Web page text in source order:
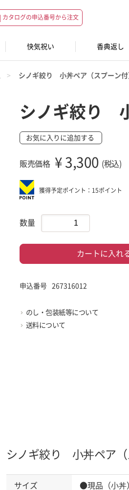
カタログの申込番号から注文
快気祝い 香典返し
シノギ絞り 小丼ペア（スプーン付
シノギ絞り
お気に入りに追加する
販売価格 ¥ 3,300 (税込)
獲得予定ポイント：15ポイント
数量
カートに入れ
申込番号 267316012
のし・包装紙等について
送料について
シノギ絞り 小丼ペア（
サイズ
●現品（小丼